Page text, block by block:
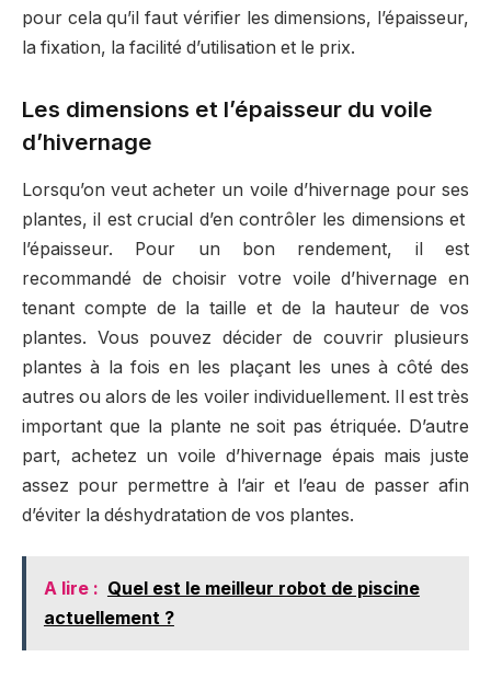
pour cela qu’il faut vérifier les dimensions, l’épaisseur,
la fixation, la facilité d’utilisation et le prix.
Les dimensions et l’épaisseur du voile
d’hivernage
Lorsqu’on veut acheter un voile d’hivernage pour ses
plantes, il est crucial d’en contrôler les dimensions et
l’épaisseur. Pour un bon rendement, il est
recommandé de choisir votre voile d’hivernage en
tenant compte de la taille et de la hauteur de vos
plantes. Vous pouvez décider de couvrir plusieurs
plantes à la fois en les plaçant les unes à côté des
autres ou alors de les voiler individuellement. Il est très
important que la plante ne soit pas étriquée. D’autre
part, achetez un voile d’hivernage épais mais juste
assez pour permettre à l’air et l’eau de passer afin
d’éviter la déshydratation de vos plantes.
A lire : Quel est le meilleur robot de piscine
actuellement ?